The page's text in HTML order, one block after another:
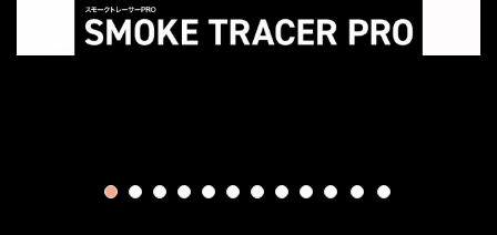
1 2 3 4 5 6 7 8 9 10 11 12